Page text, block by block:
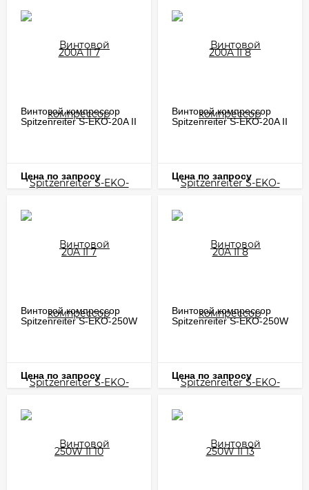
Винтовой компрессор
Spitzenreiter S-EKO-20A II
Цена по запросу
Винтовой компрессор
Spitzenreiter S-EKO-20A II
Цена по запросу
Винтовой компрессор
Spitzenreiter S-EKO-250W
Цена по запросу
Винтовой компрессор
Spitzenreiter S-EKO-250W
Цена по запросу